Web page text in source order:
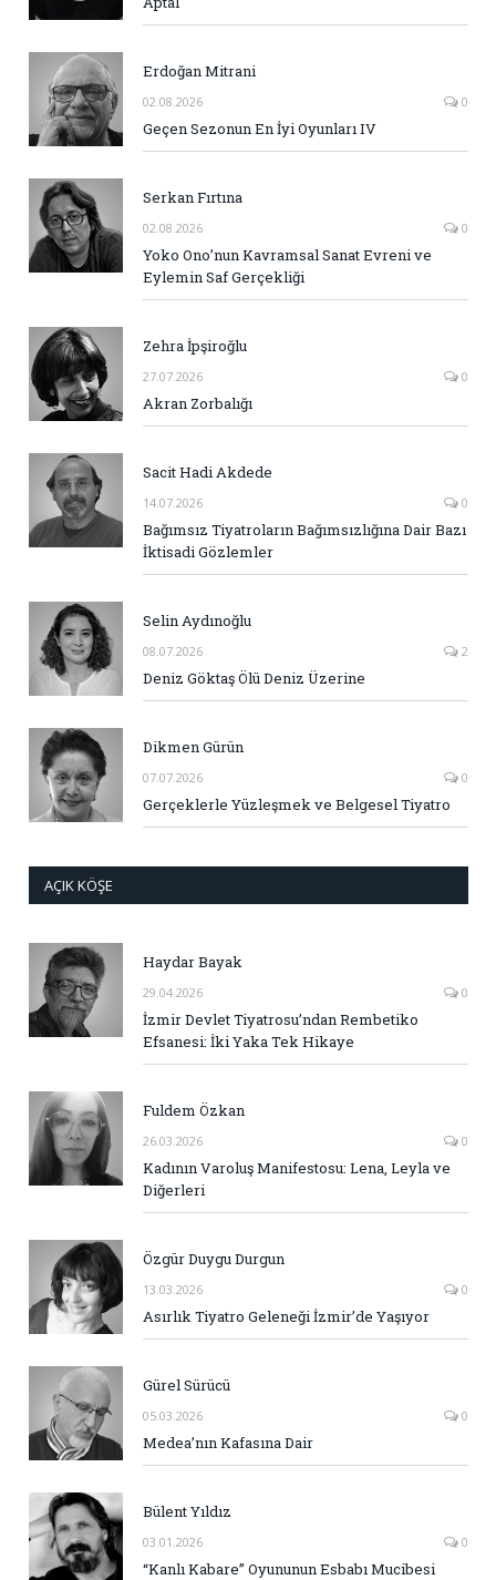
Erdoğan Mitrani
02.08.2026 0
Geçen Sezonun En İyi Oyunları IV
Serkan Fırtına
02.08.2026 0
Yoko Ono’nun Kavramsal Sanat Evreni ve
Eylemin Saf Gerçekliği
Zehra İpşiroğlu
27.07.2026 0
Akran Zorbalığı
Sacit Hadi Akdede
14.07.2026 0
Bağımsız Tiyatroların Bağımsızlığına Dair Bazı
İktisadi Gözlemler
Selin Aydınoğlu
08.07.2026 2
Deniz Göktaş Ölü Deniz Üzerine
Dikmen Gürün
07.07.2026 0
Gerçeklerle Yüzleşmek ve Belgesel Tiyatro
AÇIK KÖŞE
Haydar Bayak
29.04.2026 0
İzmir Devlet Tiyatrosu’ndan Rembetiko
Efsanesi: İki Yaka Tek Hikaye
Fuldem Özkan
26.03.2026 0
Kadının Varoluş Manifestosu: Lena, Leyla ve
Diğerleri
Özgür Duygu Durgun
13.03.2026 0
Asırlık Tiyatro Geleneği İzmir’de Yaşıyor
Gürel Sürücü
05.03.2026 0
Medea’nın Kafasına Dair
Bülent Yıldız
03.01.2026 0
“Kanlı Kabare” Oyununun Esbabı Mucibesi